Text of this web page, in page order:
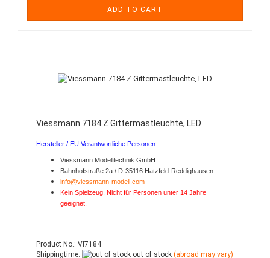
ADD TO CART
Viessmann 7184 Z Gittermastleuchte, LED
Hersteller / EU Verantwortliche Personen:
Viessmann Modelltechnik GmbH
Bahnhofstraße 2a / D-35116 Hatzfeld-Reddighausen
info@viessmann-modell.com
Kein Spielzeug. Nicht für Personen unter 14 Jahre
geeignet.
Product No.: VI7184
Shippingtime:
out of stock (abroad may vary)